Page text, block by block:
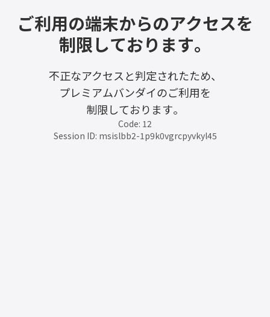
ご利用の端末からのアクセスを
制限しております。
不正なアクセスと判定されたため、
プレミアムバンダイのご利用を
制限しております。
Code: 12
Session ID: msislbb2-1p9k0vgrcpyvkyl45